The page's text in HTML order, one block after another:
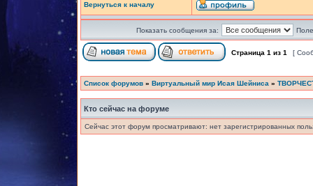
Вернуться к началу
Показать сообщения за:
Страница 1 из 1 [
Список форумов » Виртуальный мир Исая Шейниса »
Кто сейчас на форуме
Сейчас этот форум просматривают: нет зарегистрированных